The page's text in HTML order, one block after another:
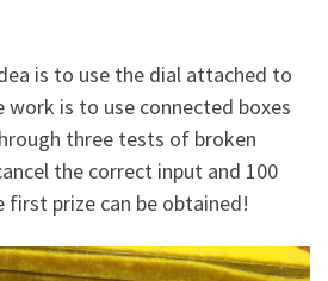
is to use the dial attached to
is to use connected boxes
three tests of broken
the correct input and 100
first prize can be obtained!